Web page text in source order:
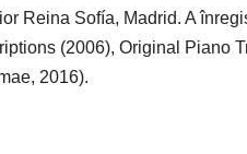
Reina Sofía, Madrid. A
(2006), Original Piano
2016).